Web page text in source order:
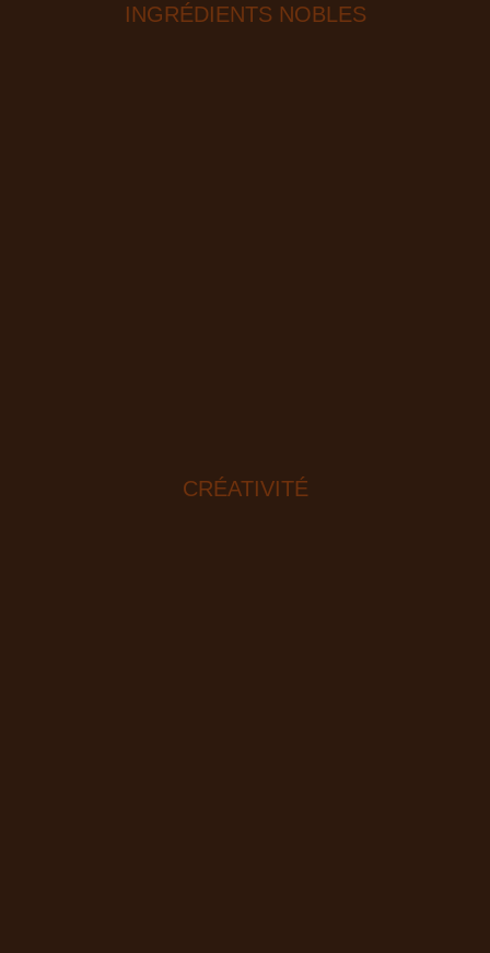
INGRÉDIENTS NOBLES
CRÉATIVITÉ